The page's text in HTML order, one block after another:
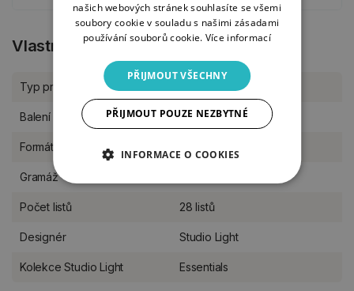
Vlastnosti produktu
Typ produktu Papíry, kreativní bloky
Balení kus
Formát
Gramáž
Počet listů 28 listů
Designér Studio Light
Kolekce Studio Light Essentials
našich webových stránek souhlasíte se všemi
soubory cookie v souladu s našimi zásadami
používání souborů cookie. Více informací
PŘIJMOUT VŠECHNY
PŘIJMOUT POUZE NEZBYTNÉ
INFORMACE O COOKIES